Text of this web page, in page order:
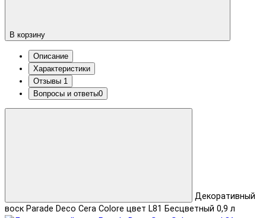
В корзину
Описание
Характеристики
Отзывы 1
Вопросы и ответы0
Декоративный
воск Parade Deco Cera Colore цвет L81 Бесцветный 0,9 л